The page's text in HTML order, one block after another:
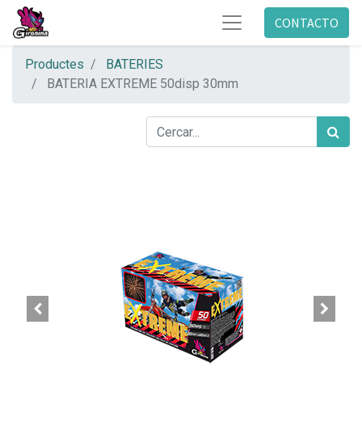
CONTACTO
Productes
BATERIES
BATERIA EXTREME 50disp 30mm